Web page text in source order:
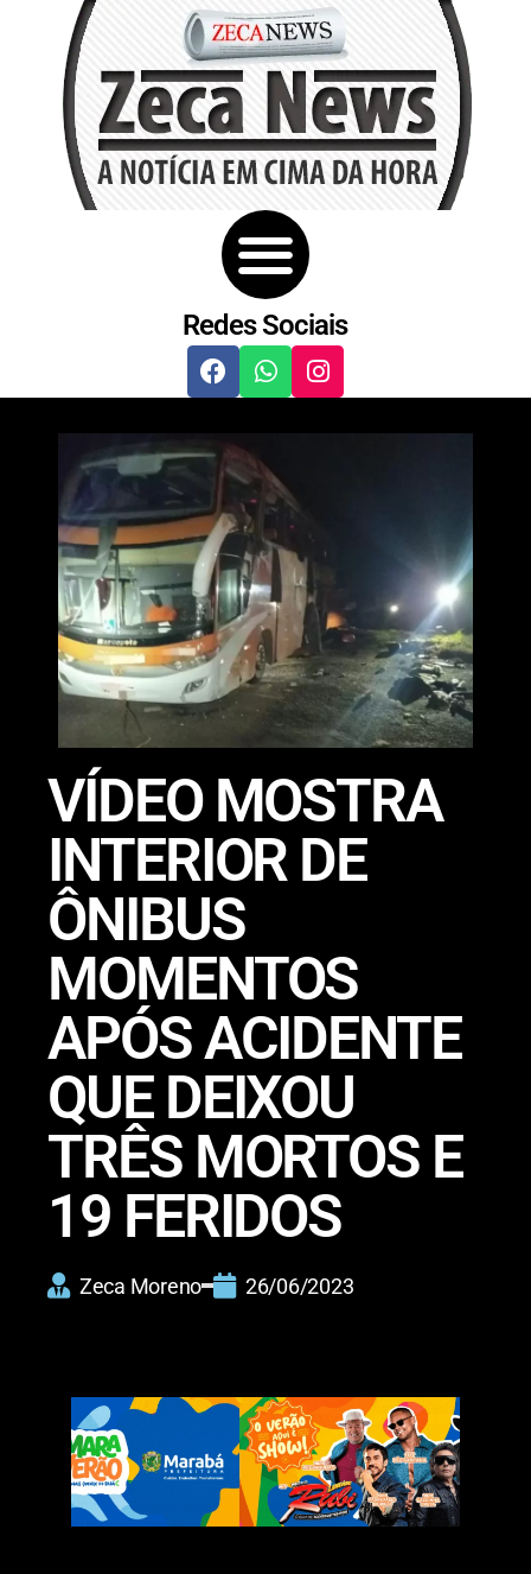
Redes Sociais
VÍDEO MOSTRA
INTERIOR DE
ÔNIBUS
MOMENTOS
APÓS ACIDENTE
QUE DEIXOU
TRÊS MORTOS E
19 FERIDOS
Zeca Moreno 26/06/2023